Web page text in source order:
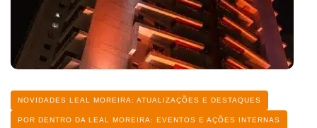
Categoria
NOVIDADES LEAL MOREIRA: ATUALIZAÇÕES E DESTAQUES
POR DENTRO DA LEAL MOREIRA: EVENTOS E AÇÕES INTERNAS